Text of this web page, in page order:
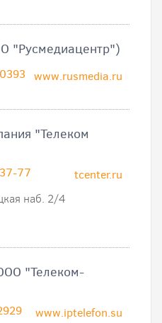
"Русмедиацентр")
www.rusmedia.ru
"Телеком
tcenter.ru
77
наб. 2/4
"Телеком-
www.iptelefon.su